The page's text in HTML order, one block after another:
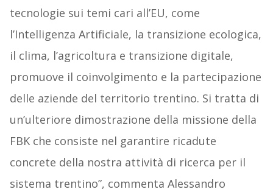
tecnologie sui temi cari all’EU, come
l’Intelligenza Artificiale, la transizione ecologica,
il clima, l’agricoltura e transizione digitale,
promuove il coinvolgimento e la partecipazione
delle aziende del territorio trentino. Si tratta di
un’ulteriore dimostrazione della missione della
FBK che consiste nel garantire ricadute
concrete della nostra attività di ricerca per il
sistema trentino”, commenta Alessandro